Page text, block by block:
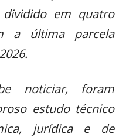
dividido em quatro
a última parcela
noticiar, foram
estudo técnico
jurídica e de